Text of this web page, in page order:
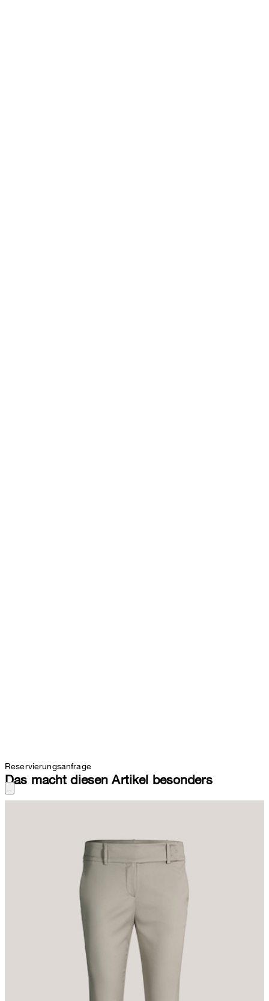
Reservierungsanfrage
Das macht diesen Artikel besonders
dazugehörigen Blazer oder elegant mit Seidenbluse, Slingbacks
und einer Clutch, das Item überzeugt als stilvolles Match.
Klassische Details wie Gürtelschlaufen am Bund und seitliche
Eingrifftaschen runden den femininen Look ab.